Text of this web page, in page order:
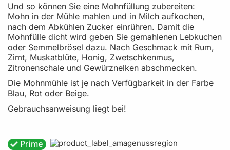
Und so können Sie eine Mohnfüllung zubereiten:
Mohn in der Mühle mahlen und in Milch aufkochen,
nach dem Abkühlen Zucker einrühren. Damit die
Mohnfülle dicht wird geben Sie gemahlenen Lebkuchen
oder Semmelbrösel dazu. Nach Geschmack mit Rum,
Zimt, Muskatblüte, Honig, Zwetschkenmus,
Zitronenschale und Gewürznelken abschmecken.
Die Mohnmühle ist je nach Verfügbarkeit in der Farbe
Blau, Rot oder Beige.
Gebrauchsanweisung liegt bei!